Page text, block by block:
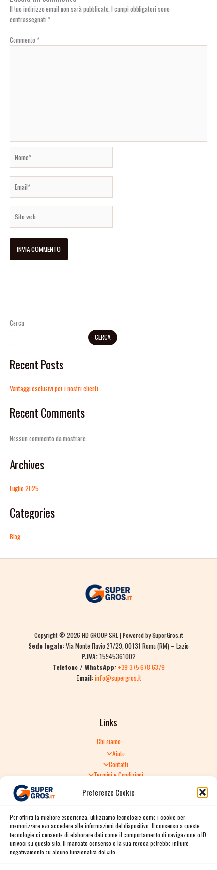
Preferenze Cookie
Per offrirti la migliore esperienza, utilizziamo tecnologie come i cookie per
memorizzare e/o accedere alle informazioni del dispositivo. Il consenso a queste
tecnologie ci consente di elaborare dati come il comportamento di navigazione o ID
univoci su questo sito. Il mancato consenso o la sua revoca potrebbe influire
negativamente su alcune funzionalità del sito.
Cerca
CERCA
Recent Posts
Vantaggi esclusivi per i nostri clienti
Recent Comments
Nessun commento da mostrare.
Archives
Luglio 2025
Categories
Blog
Il tuo indirizzo email non sarà pubblicato. I campi obbligatori sono
contrassegnati *
Commento *
web
Copyright © 2026 HD GROUP SRL | Powered by SuperGros.it
Sede legale:Via Monte Flavio 27/29, 00131 Roma (RM) – Lazio
P.IVA:15945361002
Telefono / WhatsApp: +39 375 678 6379
Email:info@supergros.it
Links
Chi siamo
Aiuto
Contatti
Termini e Condizioni
Politica di Reso
Spedizione e consegna
Informativa sulla Privacy
Cookie Policy